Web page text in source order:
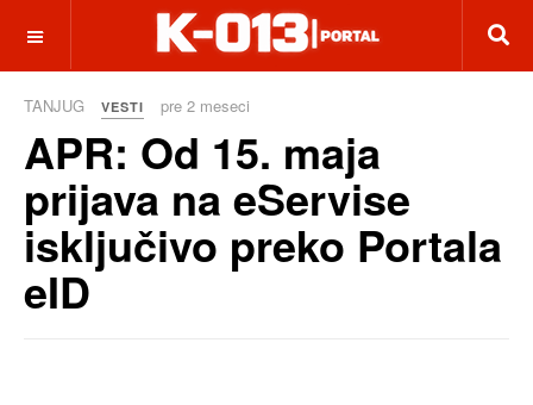
OFF CANVAS
TANJUG VESTI pre 2 meseci
APR: Od 15. maja
prijava na eServise
isključivo preko Portala
eID